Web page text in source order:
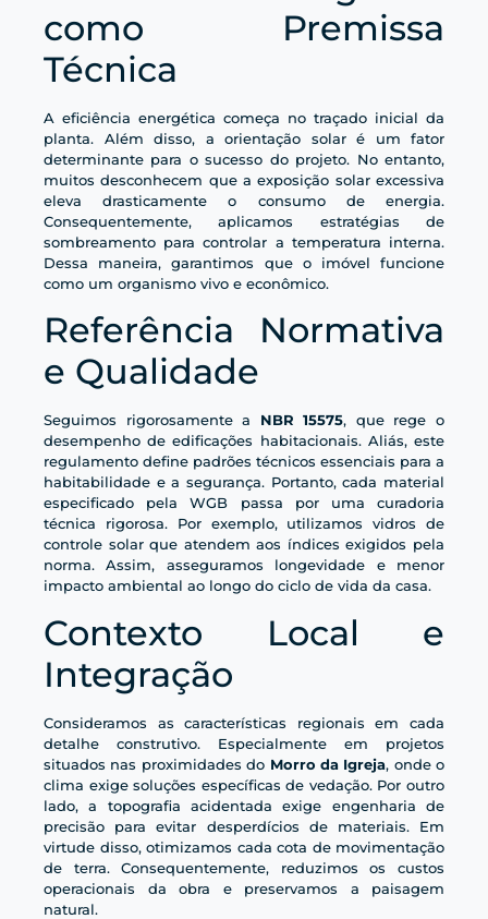
como Premissa
Técnica
A eficiência energética começa no traçado inicial da
planta. Além disso, a orientação solar é um fator
determinante para o sucesso do projeto. No entanto,
muitos desconhecem que a exposição solar excessiva
eleva drasticamente o consumo de energia.
Consequentemente, aplicamos estratégias de
sombreamento para controlar a temperatura interna.
Dessa maneira, garantimos que o imóvel funcione
como um organismo vivo e econômico.
Referência Normativa
e Qualidade
Seguimos rigorosamente a NBR 15575, que rege o
desempenho de edificações habitacionais. Aliás, este
regulamento define padrões técnicos essenciais para a
habitabilidade e a segurança. Portanto, cada material
especificado pela WGB passa por uma curadoria
técnica rigorosa. Por exemplo, utilizamos vidros de
controle solar que atendem aos índices exigidos pela
norma. Assim, asseguramos longevidade e menor
impacto ambiental ao longo do ciclo de vida da casa.
Contexto Local e
Integração
Consideramos as características regionais em cada
detalhe construtivo. Especialmente em projetos
situados nas proximidades do Morro da Igreja, onde o
clima exige soluções específicas de vedação. Por outro
lado, a topografia acidentada exige engenharia de
precisão para evitar desperdícios de materiais. Em
virtude disso, otimizamos cada cota de movimentação
de terra. Consequentemente, reduzimos os custos
operacionais da obra e preservamos a paisagem
natural.